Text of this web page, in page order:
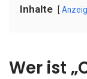
Inhalte
Wer ist